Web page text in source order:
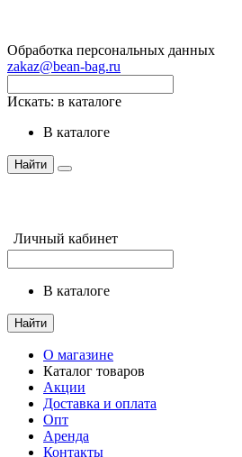
Обработка персональных данных
zakaz@bean-bag.ru
Искать: в каталоге
в каталоге
Найти
Личный кабинет
в каталоге
Найти
О магазине
Каталог товаров
Акции
Доставка и оплата
Опт
Аренда
Контакты